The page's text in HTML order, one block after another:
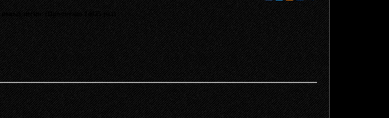
песни (Прочитано 14025 раз)